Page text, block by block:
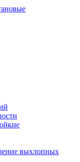
выхлопных